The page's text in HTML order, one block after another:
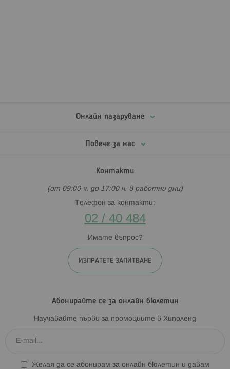
Онлайн пазаруване
Повече за нас
Контакти
(от 09:00 ч. до 17:00 ч. в работни дни)
Телефон за контакти:
02 / 40 484
Имате въпрос?
ИЗПРАТЕТЕ ЗАПИТВАНЕ
Абонирайте се за онлайн бюлетин
Научавайте първи за промоциите в Хиполенд
Желая да се абонирам за онлайн бюлетин и давам